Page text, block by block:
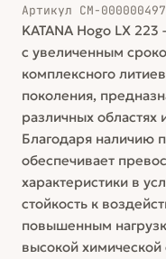
Артикул СМ-
KATANA Hogo LX
с увеличенным
комплексного
поколения,
различных областях
Благодаря наличию
обеспечивает
характеристики в
стойкость к
повышенным
высокой химической